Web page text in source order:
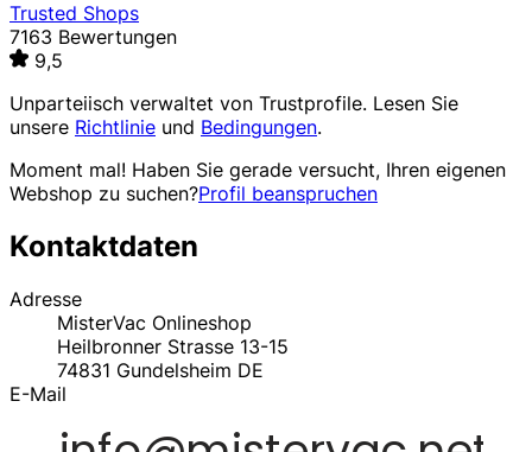
Trusted Shops
7163 Bewertungen
9,5
Unparteiisch verwaltet von Trustprofile. Lesen Sie
unsere Richtlinie und Bedingungen.
Moment mal! Haben Sie gerade versucht, Ihren eigenen
Webshop zu suchen?Profil beanspruchen
Kontaktdaten
Adresse
MisterVac Onlineshop
Heilbronner Strasse 13-15
74831 Gundelsheim DE
E-Mail